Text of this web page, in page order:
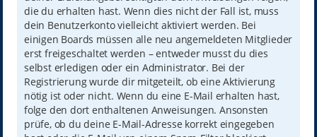
die du erhalten hast. Wenn dies nicht der Fall ist, muss
dein Benutzerkonto vielleicht aktiviert werden. Bei
einigen Boards müssen alle neu angemeldeten Mitglieder
erst freigeschaltet werden – entweder musst du dies
selbst erledigen oder ein Administrator. Bei der
Registrierung wurde dir mitgeteilt, ob eine Aktivierung
nötig ist oder nicht. Wenn du eine E-Mail erhalten hast,
folge den dort enthaltenen Anweisungen. Ansonsten
prüfe, ob du deine E-Mail-Adresse korrekt eingegeben